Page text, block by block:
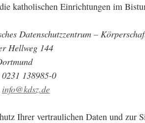
katholischen Einrichtungen im
Datenschutzzentrum –
Hellweg 144
0231 138985-0
info@kdsz.de
Ihrer vertraulichen Daten und zur